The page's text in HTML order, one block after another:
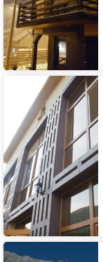
Поляне
Частный
дом